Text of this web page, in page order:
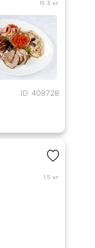
15.3 кг
ID: 408728
1.5 кг